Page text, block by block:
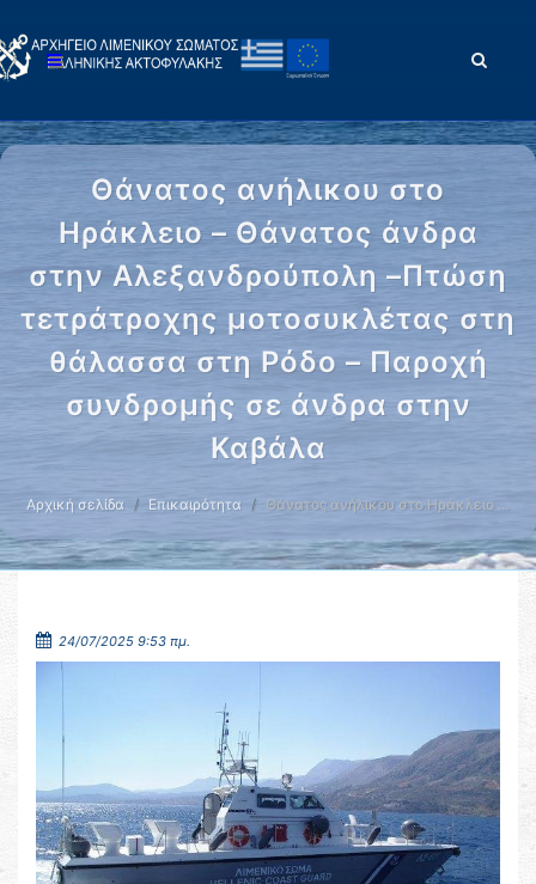
Θάνατος ανήλικου στο
Ηράκλειο – Θάνατος άνδρα
στην Αλεξανδρούπολη –Πτώση
τετράτροχης μοτοσυκλέτας στη
θάλασσα στη Ρόδο – Παροχή
συνδρομής σε άνδρα στην
Καβάλα
Αρχική σελίδα Επικαιρότητα Θάνατος ανήλικου στο Ηράκλειο …
24/07/2025 9:53 πμ.